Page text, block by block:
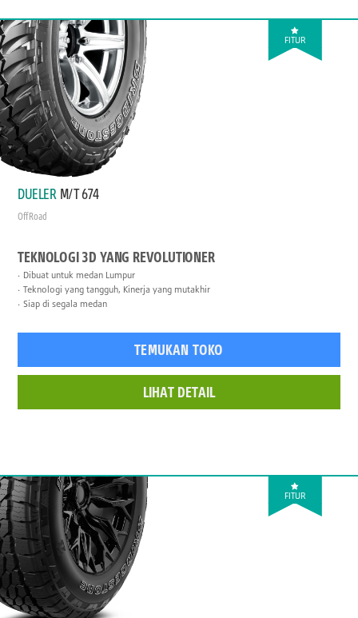
FITUR
DUELER M/T 674
Off Road
TEKNOLOGI 3D YANG REVOLUTIONER
Dibuat untuk medan Lumpur
Teknologi yang tangguh, Kinerja yang mutakhir
Siap di segala medan
TEMUKAN TOKO
LIHAT DETAIL
FITUR